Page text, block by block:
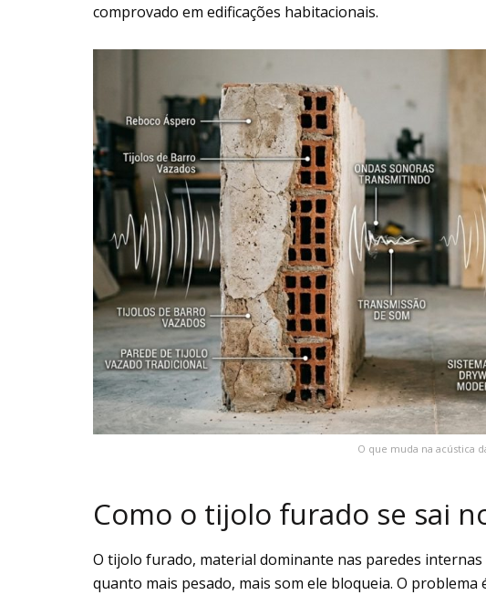
comprovado em edificações habitacionais.
O que muda na acústica
Como o tijolo furado se sai
O tijolo furado, material dominante nas paredes
quanto mais pesado, mais som ele bloqueia. O